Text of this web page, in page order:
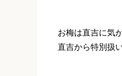
お梅は直吉に気
直吉から特別扱